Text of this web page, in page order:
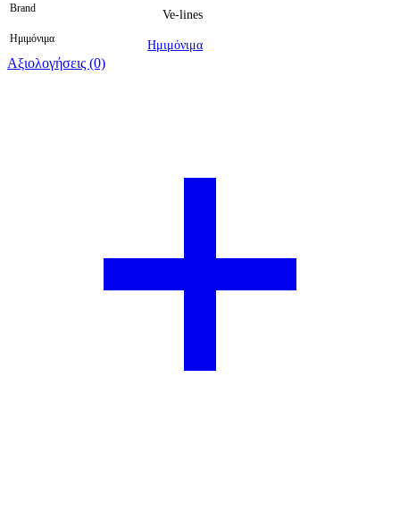
Brand Ve-lines
Ημιμόνιμα Ημιμόνιμα
Αξιολογήσεις (0)